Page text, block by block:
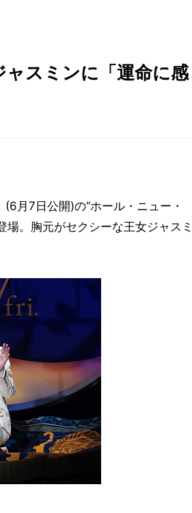
ャスミンに「運命に感
月7日公開)の“ホール・ニュー・
場。胸元がセクシーな王女ジャスミ